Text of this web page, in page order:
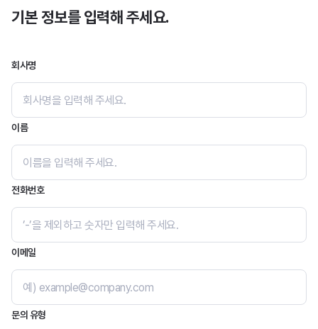
머드픽스
메일 보안
스팸스나이퍼
메일스크린
문서 보안
다큐원
오피스하드
모바일 보안
모바일키퍼
기본 정보를 입력해 주세요.
회사명
이름
전화번호
이메일
문의 유형